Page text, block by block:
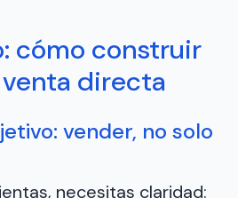
cómo construir
directa
vender, no solo
necesitas claridad: